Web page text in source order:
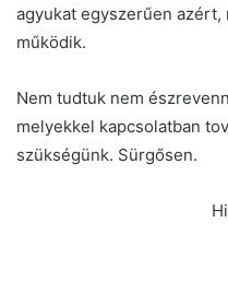
agyukat egyszerűen
működik.
Nem tudtuk nem
melyekkel kapcsolatban
szükségünk. Sürgősen.